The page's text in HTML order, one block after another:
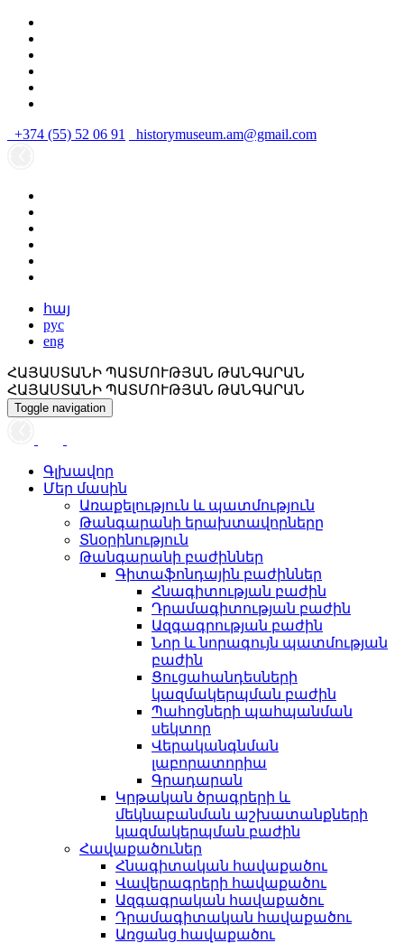
+374 (55) 52 06 91 historymuseum.am@gmail.com
հայ
рус
eng
ՀԱՅԱՍՏԱՆԻ ՊԱՏՄՈՒԹՅԱՆ ԹԱՆԳԱՐԱՆ
ՀԱՅԱՍՏԱՆԻ ՊԱՏՄՈՒԹՅԱՆ ԹԱՆԳԱՐԱՆ
Toggle navigation
Գլխավոր
Մեր մասին
Առաքելություն և պատմություն
Թանգարանի երախտավորները
Տնօրինություն
Թանգարանի բաժիններ
Գիտաֆոնդային բաժիններ
Հնագիտության բաժին
Դրամագիտության բաժին
Ազգագրության բաժին
Նոր և նորագույն պատմության
բաժին
Ցուցահանդեսների
կազմակերպման բաժին
Պահոցների պահպանման
սեկտոր
Վերականգնման
լաբորատորիա
Գրադարան
Կրթական ծրագրերի և
մեկնաբանման աշխատանքների
կազմակերպման բաժին
Հավաքածուներ
Հնագիտական հավաքածու
Վավերագրերի հավաքածու
Ազգագրական հավաքածու
Դրամագիտական հավաքածու
Առցանց հավաքածու